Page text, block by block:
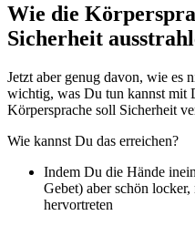
Wie die
Sicherheit
Jetzt aber genug davon, wie es
wichtig, was Du tun kannst mit
Körpersprache soll Sicherheit
Wie kannst Du das erreichen?
Indem Du die Hände
Gebet) aber schön
hervortreten